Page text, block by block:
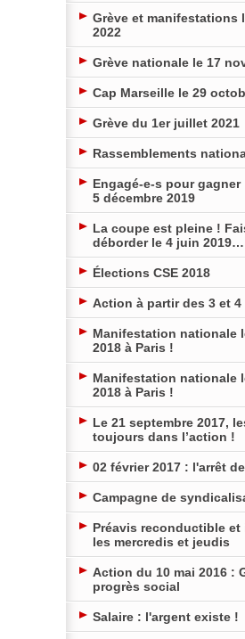
Grève et manifestations
2022
Grève nationale le 17
Cap Marseille le 29
Grève du 1er juillet 2021
Rassemblements
Engagé-e-s pour
5 décembre 2019
La coupe est pleine !
déborder le 4 juin 2019…
Élections CSE 2018
Action à partir des 3 et 4
Manifestation nationale
2018 à Paris !
Manifestation nationale
2018 à Paris !
Le 21 septembre 2017,
toujours dans l’action !
02 février 2017 : l'arrêt
Campagne de
Préavis reconductible
les mercredis et jeudis
Action du 10 mai 2016 :
progrès social
Salaire : l'argent existe !